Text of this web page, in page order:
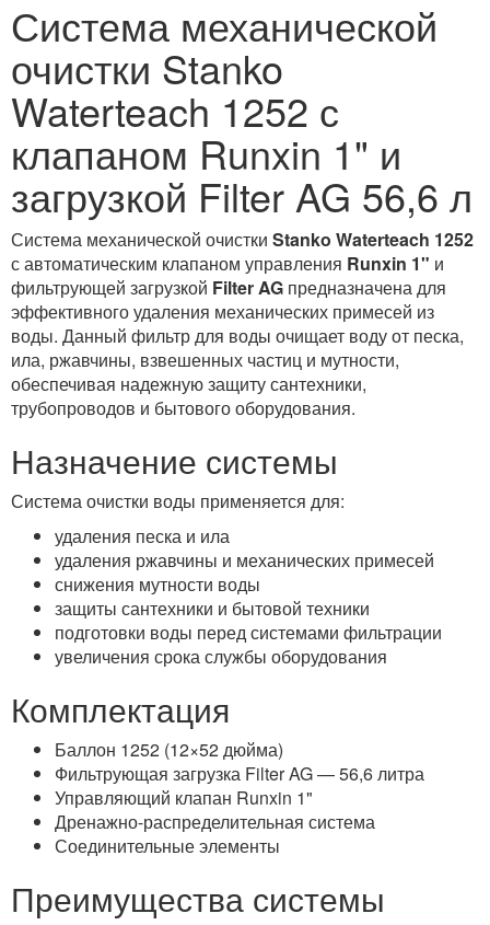
Система механической
очистки Stanko
Waterteach 1252 с
клапаном Runxin 1" и
загрузкой Filter AG 56,6 л
Система механической очистки Stanko Waterteach 1252
с автоматическим клапаном управления Runxin 1" и
фильтрующей загрузкой Filter AG предназначена для
эффективного удаления механических примесей из
воды. Данный фильтр для воды очищает воду от песка,
ила, ржавчины, взвешенных частиц и мутности,
обеспечивая надежную защиту сантехники,
трубопроводов и бытового оборудования.
Назначение системы
Система очистки воды применяется для:
удаления песка и ила
удаления ржавчины и механических примесей
снижения мутности воды
защиты сантехники и бытовой техники
подготовки воды перед системами фильтрации
увеличения срока службы оборудования
Комплектация
Баллон 1252 (12×52 дюйма)
Фильтрующая загрузка Filter AG — 56,6 литра
Управляющий клапан Runxin 1"
Дренажно-распределительная система
Соединительные элементы
Преимущества системы